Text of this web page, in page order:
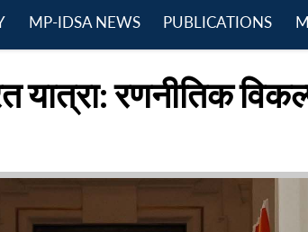
MP-IDSA NEWS
PUBLICATIONS
यात्रा: रणनीतिक